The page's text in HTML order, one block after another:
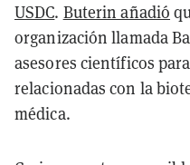
USDC. Buterin añadió
organización llamada
asesores científicos
relacionadas con la
médica.